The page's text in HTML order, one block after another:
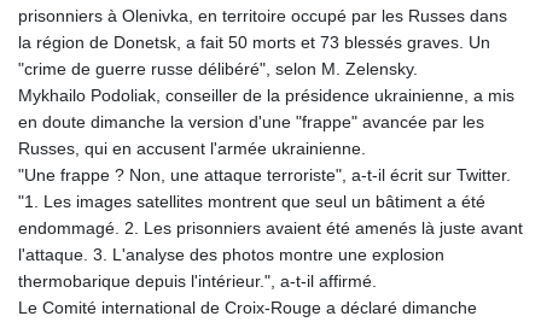
prisonniers à Olenivka, en territoire occupé par les Russes dans
la région de Donetsk, a fait 50 morts et 73 blessés graves. Un
"crime de guerre russe délibéré", selon M. Zelensky.
Mykhailo Podoliak, conseiller de la présidence ukrainienne, a mis
en doute dimanche la version d'une "frappe" avancée par les
Russes, qui en accusent l'armée ukrainienne.
"Une frappe ? Non, une attaque terroriste", a-t-il écrit sur Twitter.
"1. Les images satellites montrent que seul un bâtiment a été
endommagé. 2. Les prisonniers avaient été amenés là juste avant
l'attaque. 3. L'analyse des photos montre une explosion
thermobarique depuis l'intérieur.", a-t-il affirmé.
Le Comité international de Croix-Rouge a déclaré dimanche